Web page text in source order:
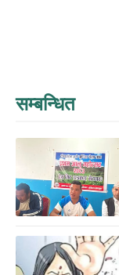
सम्बन्धित